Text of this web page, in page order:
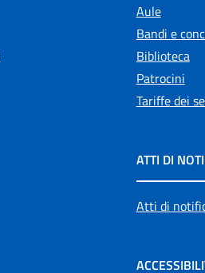
Aule
Bandi e
Biblioteca
Patrocini
Tariffe dei
ATTI DI
Atti di